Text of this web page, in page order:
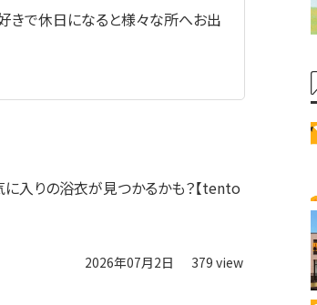
きで休日になると様々な所へお出
入りの浴衣が見つかるかも？【tento
2026年07月2日 379 view